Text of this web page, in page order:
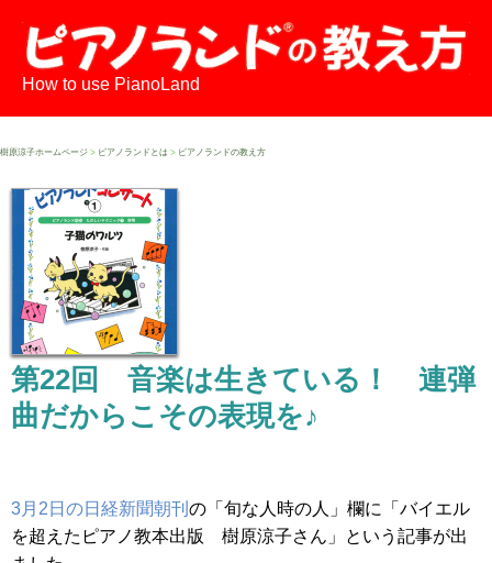
How to use PianoLand
樹原涼子ホームページ > ピアノランドとは > ピアノランドの教え方
第22回 音楽は生きている！ 連弾
曲だからこその表現を♪
3月2日の日経新聞朝刊 の「旬な人時の人」欄に「バイエル
を超えたピアノ教本出版 樹原涼子さん」という記事が出